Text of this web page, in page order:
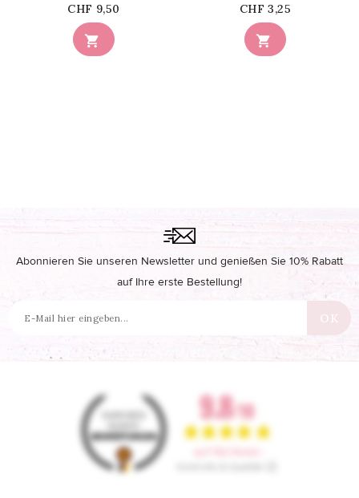

Price
CHF 9,50

Price
CHF 3,25
Abonnieren Sie unseren Newsletter und genießen Sie 10% Rabatt
auf Ihre erste Bestellung!